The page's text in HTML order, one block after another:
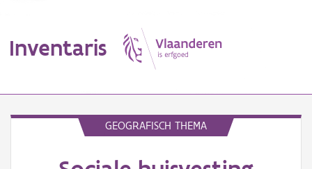
Inventaris
GEOGRAFISCH THEMA